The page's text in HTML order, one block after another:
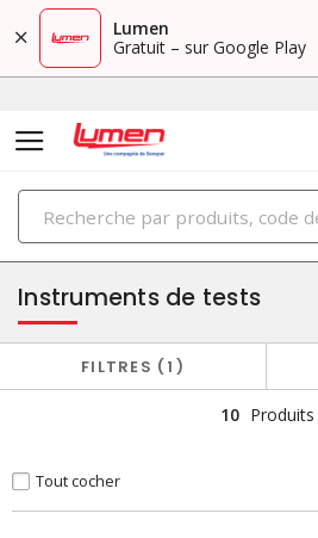
Lumen
Gratuit – sur Google Play
PRODUITS
outillage
Instruments de tests
FILTRES 1
10 Produits
Tout cocher